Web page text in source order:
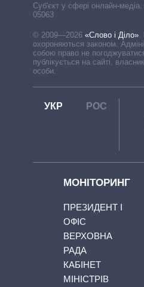
Cуб'єкт у сфері онлайн-медіа.
05063
© 2009—2026 «Слово і Діло»
охороняються законом.
собою право не
публікується на сайті,
особи.
УКР РОС
МОНІТОРИНГ
ПРЕЗИДЕНТ І
ОФІС
ВЕРХОВНА
РАДА
КАБІНЕТ
МІНІСТРІВ